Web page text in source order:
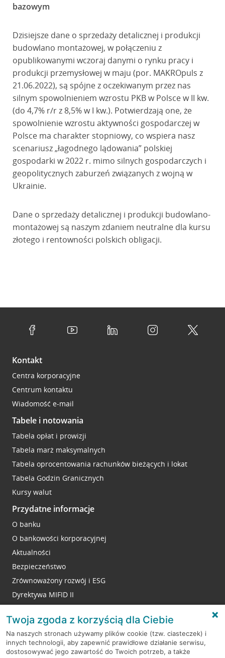
bazowym
Dzisiejsze dane o sprzedaży detalicznej i produkcji
budowlano montażowej, w połączeniu z
opublikowanymi wczoraj danymi o rynku pracy i
produkcji przemysłowej w maju (por. MAKROpuls z
21.06.2022), są spójne z oczekiwanym przez nas
silnym spowolnieniem wzrostu PKB w Polsce w II kw.
(do 4,7% r/r z 8,5% w I kw.). Potwierdzają one, że
spowolnienie wzrostu aktywności gospodarczej w
Polsce ma charakter stopniowy, co wspiera nasz
scenariusz „łagodnego lądowania” polskiej
gospodarki w 2022 r. mimo silnych gospodarczych i
geopolitycznych zaburzeń związanych z wojną w
Ukrainie.
Dane o sprzedaży detalicznej i produkcji budowlano-
montażowej są naszym zdaniem neutralne dla kursu
złotego i rentowności polskich obligacji.
Kontakt
Centra korporacyjne
Centrum kontaktu
Wiadomość e-mail
Tabele i notowania
Tabela opłat i prowizji
Tabela marż maksymalnych
Tabela oprocentowania rachunków bieżących i lokat
Tabela Godzin Granicznych
Kursy walut
Przydatne informacje
O banku
O bankowości korporacyjnej
Aktualności
Bezpieczeństwo
Zrównoważony rozwój i ESG
Dyrektywa MIFID II
RODO
Twoja zgoda z korzyścią dla Ciebie
Na naszych stronach używamy plików cookie (tzw. ciasteczek) i
innych technologii, aby zapewnić prawidłowe działanie serwisu,
dostosowywać jego zawartość do Twoich potrzeb, a także